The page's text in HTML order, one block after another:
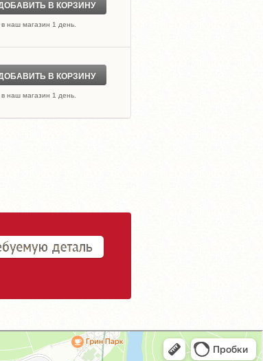
В КОРЗИНУ
в наш магазин 1 день.
В КОРЗИНУ
в наш магазин 1 день.